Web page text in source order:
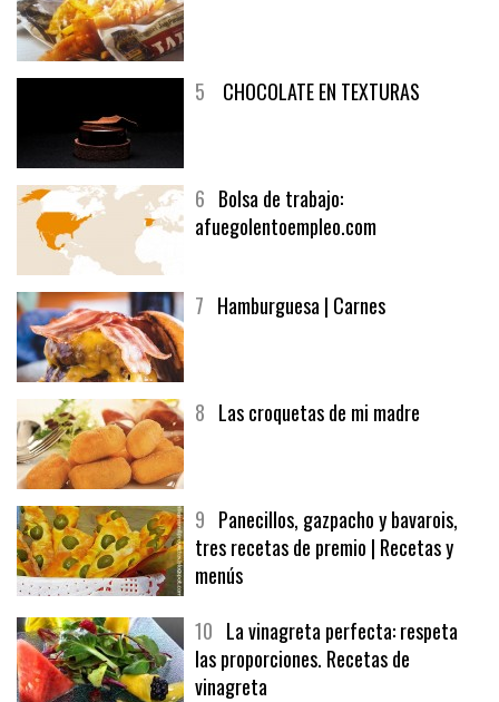
5 CHOCOLATE EN TEXTURAS
6 Bolsa de trabajo:
afuegolentoempleo.com
7 Hamburguesa | Carnes
8 Las croquetas de mi madre
9 Panecillos, gazpacho y bavarois,
tres recetas de premio | Recetas y
menús
10 La vinagreta perfecta: respeta
las proporciones. Recetas de
vinagreta